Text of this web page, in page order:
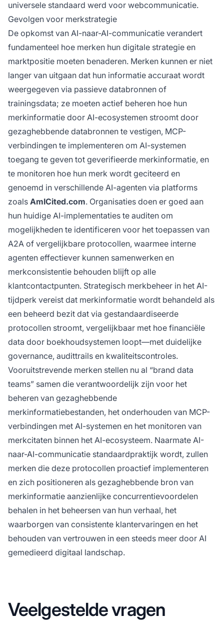
universele standaard werd voor webcommunicatie.
Gevolgen voor merkstrategie
De opkomst van AI-naar-AI-communicatie verandert
fundamenteel hoe merken hun digitale strategie en
marktpositie moeten benaderen. Merken kunnen er niet
langer van uitgaan dat hun informatie accuraat wordt
weergegeven via passieve databronnen of
trainingsdata; ze moeten actief beheren hoe hun
merkinformatie door AI-ecosystemen stroomt door
gezaghebbende databronnen te vestigen, MCP-
verbindingen te implementeren om AI-systemen
toegang te geven tot geverifieerde merkinformatie, en
te monitoren hoe hun merk wordt geciteerd en
genoemd in verschillende AI-agenten via platforms
zoals AmICited.com. Organisaties doen er goed aan
hun huidige AI-implementaties te auditen om
mogelijkheden te identificeren voor het toepassen van
A2A of vergelijkbare protocollen, waarmee interne
agenten effectiever kunnen samenwerken en
merkconsistentie behouden blijft op alle
klantcontactpunten. Strategisch merkbeheer in het AI-
tijdperk vereist dat merkinformatie wordt behandeld als
een beheerd bezit dat via gestandaardiseerde
protocollen stroomt, vergelijkbaar met hoe financiële
data door boekhoudsystemen loopt—met duidelijke
governance, audittrails en kwaliteitscontroles.
Vooruitstrevende merken stellen nu al “brand data
teams” samen die verantwoordelijk zijn voor het
beheren van gezaghebbende
merkinformatiebestanden, het onderhouden van MCP-
verbindingen met AI-systemen en het monitoren van
merkcitaten binnen het AI-ecosysteem. Naarmate AI-
naar-AI-communicatie standaardpraktijk wordt, zullen
merken die deze protocollen proactief implementeren
en zich positioneren als gezaghebbende bron van
merkinformatie aanzienlijke concurrentievoordelen
behalen in het beheersen van hun verhaal, het
waarborgen van consistente klantervaringen en het
behouden van vertrouwen in een steeds meer door AI
gemedieerd digitaal landschap.
Veelgestelde vragen